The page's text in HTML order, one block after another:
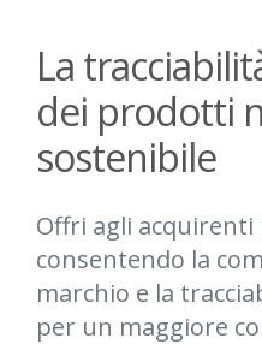
La
dei prodotti
sostenibile
Offri agli
consentendo la
marchio e la
per un maggiore